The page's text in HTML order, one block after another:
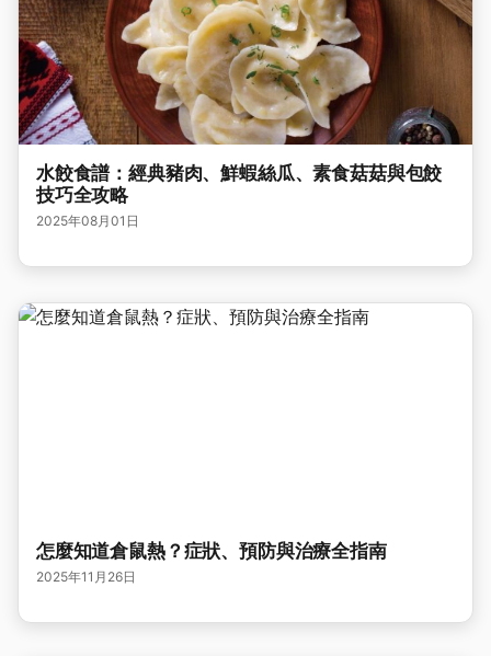
水餃食譜：經典豬肉、鮮蝦絲瓜、素食菇菇與包餃
技巧全攻略
2025年08月01日
怎麼知道倉鼠熱？症狀、預防與治療全指南
2025年11月26日